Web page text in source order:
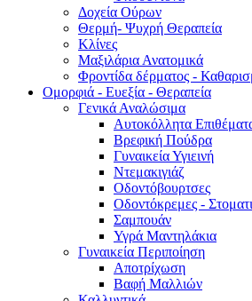
Δοχεία Ούρων
Θερμή- Ψυχρή Θεραπεία
Κλίνες
Μαξιλάρια Ανατομικά
Φροντίδα δέρματος -
Ομορφιά - Ευεξία - Θεραπεία
Γενικά Αναλώσιμα
Αυτοκόλλητα
Βρεφική Πούδρα
Γυναικεία Υγιεινή
Ντεμακιγιάζ
Οδοντόβουρτσες
Οδοντόκρεμες -
Σαμπουάν
Υγρά Μαντηλάκια
Γυναικεία Περιποίηση
Αποτρίχωση
Βαφή Μαλλιών